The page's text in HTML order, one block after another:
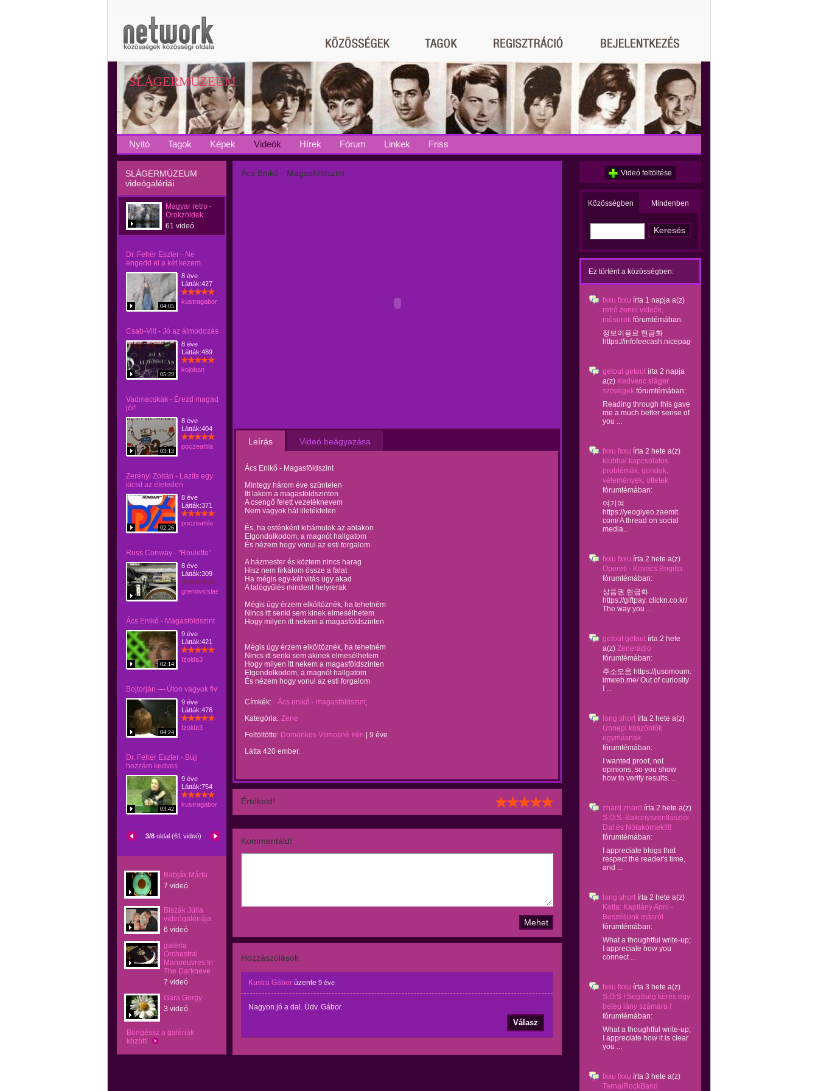
SLÁGERMÚZEUM
Nyitó Tagok Képek Videók Hírek Fórum Linkek Friss
SLÁGERMÚZEUM
videógalériái
Magyar retro -
Örökzöldek
61 videó
Dr. Fehér Eszter - Ne
engedd el a két kezem
04:05
8 éve
Látták:427
kustragabor
Csab-Vill - Jó az álmodozás
05:29
8 éve
Látták:489
kojoban
Vadmacskák - Érezd magad
jól!
03:13
8 éve
Látták:404
poczeattila
Zerényi Zoltán - Lazíts egy
kicsit az életeden
02:26
8 éve
Látták:371
poczeattila
Russ Conway - "Roulette"
8 éve
Látták:309
grenovicslaszlo
Ács Enikő - Magasföldszint
02:14
9 éve
Látták:421
Izolda3
Bojtorján — Úton vagyok flv
04:24
9 éve
Látták:476
Izolda3
Dr. Fehér Eszter - Bújj
hozzám kedves
03:42
9 éve
Látták:754
kustragabor
3/8 oldal (61 videó)
Babják Márta
7 videó
Biszák Júlia
videógalériája
6 videó
galéria
Orchestral
Manoeuvres In
The Darkneve
7 videó
Gara Görgy
3 videó
Böngéssz a galériák
között!
Ács Enikő - Magasföldszint
Leírás Videó beágyazása
Ács Enikő - Magasföldszint
Mintegy három éve szüntelen
Itt lakom a magasföldszinten
A csengő felett vezetéknevem
Nem vagyok hát illetéktelen
És, ha esténként kibámulok az ablakon
Elgondolkodom, a magnót hallgatom
És nézem hogy vonul az esti forgalom
A házmester és köztem nincs harag
Hisz nem firkálom össze a falat
Ha mégis egy-két vitás ügy akad
A lalógyűlés mindent helyrerak
Mégis úgy érzem elköltöznék, ha tehetném
Nincs itt senki sem kinek elmesélhetem
Hogy milyen itt nekem a magasföldszinten
Mégis úgy érzem elköltöznék, ha tehetném
Nincs itt senki sem akinek elmesélhetem
Hogy milyen itt nekem a magasföldszinten
Elgondolkodom, a magnót hallgatom
És nézem hogy vonul az esti forgalom
Címkék:
Ács enikő - magasföldszint
Kategória: Zene
Feltöltötte: Domonkos Vilmosné Irén
9 éve
Látta 420 ember.
Értékeld!
Kommentáld!
Hozzászólások
Kustra Gábor üzente 9 éve
Nagyon jó a dal. Üdv. Gábor.
Válasz
Videó feltöltése
Közösségben Mindenben
Ez történt a közösségben:
fxxu fxxu írta 1 napja a(z)
retró zenei videók,
műsorok fórumtémában:
정보이용료 현금화
https://infofeecash.nicepage...
getout getout írta 2 napja
a(z) Kedvenc sláger
szövegek fórumtémában:
Reading through this gave
me a much better sense of
you ...
fxxu fxxu írta 2 hete a(z)
klubbal kapcsolatos
problémák, gondok,
vélemények, ötletek
fórumtémában:
여기여
https://yeogiyeo.zaemit.
com/ A thread on social
media...
fxxu fxxu írta 2 hete a(z)
Operett - Kovács Brigitta
fórumtémában:
상품권 현금화
https://giftpay. clickn.co.kr/
The way you ...
getout getout írta 2 hete
a(z) Zenerádió
fórumtémában:
주소모음 https://jusomoum.
imweb.me/ Out of curiosity
I ...
long short írta 2 hete a(z)
Ünnepi köszöntők
egymásnak
fórumtémában:
I wanted proof, not
opinions, so you show
how to verify results. ...
zhard zhard írta 2 hete a(z)
S.O.S. Bakonyszentlászlói
Dal és Nótakörnek!!!!
fórumtémában:
I appreciate blogs that
respect the reader's time,
and ...
long short írta 2 hete a(z)
Kotta: Kapitány Anni -
Beszéljünk másról
fórumtémában:
What a thoughtful write-up;
I appreciate how you
connect ...
fxxu fxxu írta 3 hete a(z)
S.O.S ! Segítség kérés egy
beteg lány számára !
fórumtémában:
What a thoughtful write-up;
I appreciate how it is clear
you ...
fxxu fxxu írta 3 hete a(z)
TarnaiRockBand